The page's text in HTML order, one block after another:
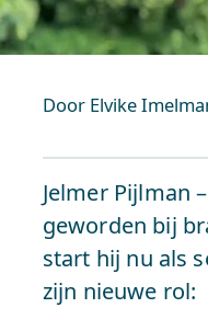
Door Elvike
Jelmer Pijlman
geworden bij
start hij nu als
zijn nieuwe rol: